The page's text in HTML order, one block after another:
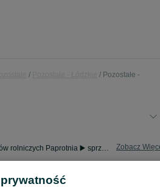
Pozostałe -
Sprzedaż pozostałych artykułów rolniczych Paprotnia ▶️ sprzęt, materiały i inne ✅ Nowe i używane w atrakcyjnych cenach ✌ Znajdź oferty na OLX.pl! Zobacz